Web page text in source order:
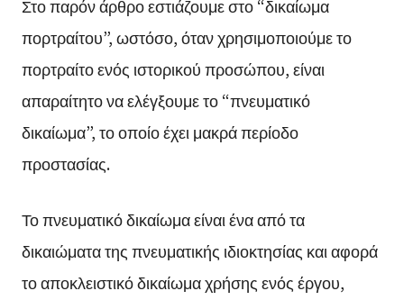
Στο παρόν άρθρο εστιάζουμε στο “δικαίωμα
πορτραίτου”, ωστόσο, όταν χρησιμοποιούμε το
πορτραίτο ενός ιστορικού προσώπου, είναι
απαραίτητο να ελέγξουμε το “πνευματικό
δικαίωμα”, το οποίο έχει μακρά περίοδο
προστασίας.
Το πνευματικό δικαίωμα είναι ένα από τα
δικαιώματα της πνευματικής ιδιοκτησίας και αφορά
το αποκλειστικό δικαίωμα χρήσης ενός έργου,